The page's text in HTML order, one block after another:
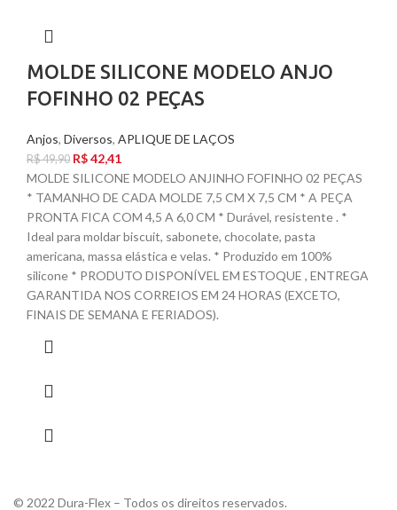
MOLDE SILICONE MODELO ANJO
FOFINHO 02 PEÇAS
Anjos, Diversos, APLIQUE DE LAÇOS
R$49,90 R$42,41
MOLDE SILICONE MODELO ANJINHO FOFINHO 02 PEÇAS
* TAMANHO DE CADA MOLDE 7,5 CM X 7,5 CM * A PEÇA
PRONTA FICA COM 4,5 A 6,0 CM * Durável, resistente . *
Ideal para moldar biscuit, sabonete, chocolate, pasta
americana, massa elástica e velas. * Produzido em 100%
silicone * PRODUTO DISPONÍVEL EM ESTOQUE , ENTREGA
GARANTIDA NOS CORREIOS EM 24 HORAS (EXCETO,
FINAIS DE SEMANA E FERIADOS).
© 2022 Dura-Flex – Todos os direitos reservados.